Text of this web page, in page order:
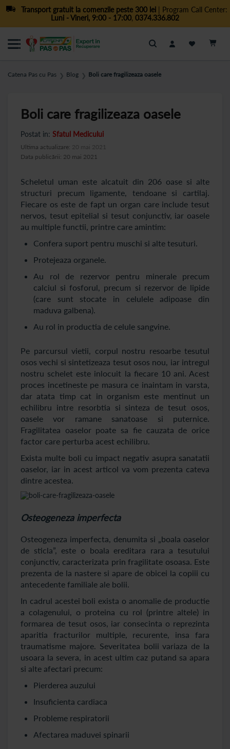
Transport gratuit la comenzile peste 300 lei| Program Call Center:
Luni - Vineri, 9:00 - 17:00, 0374.336.802
Cautare
Catena Pas cu Pas ❯ Blog ❯ Boli care fragilizeaza oasele
Boli care fragilizeaza oasele
Postat in: Sfatul Medicului
Data publicării: 20 mai 2021
Ultima actualizare: 20 mai 2021
Scheletul uman este alcatuit din 206 oase si alte
structuri precum ligamente, tendoane si cartilaj.
Fiecare os este de fapt un organ care include tesut
nervos, tesut epitelial si tesut conjunctiv, iar oasele
au multiple functii, printre care amintim:
Confera suport pentru muschi si alte tesuturi.
Protejeaza organele.
Au rol de rezervor pentru minerale precum
calciul si fosforul, precum si rezervor de lipide
(care sunt stocate in celulele adipoase din
maduva galbena).
Au rol in productia de celule sangvine.
Pe parcursul vietii, corpul nostru resoarbe tesutul
osos vechi si sintetizeaza tesut osos nou, iar intregul
nostru schelet este inlocuit la fiecare 10 ani. Acest
proces incetineste pe masura ce inaintam in varsta,
dar atata timp cat in organism este mentinut un
echilibru intre resorbtia si sinteza de tesut osos,
oasele vor ramane sanatoase si puternice.
Fragilitatea oaselor poate sa fie cauzata de orice
factor care perturba acest echilibru.
Exista multe boli cu impact negativ asupra sanatatii
oaselor, iar in acest articol va vom prezenta cateva
dintre acestea.
Osteogeneza imperfecta
Osteogeneza imperfecta, denumita si „boala oaselor
de sticla”, este o boala ereditara rara a tesutului
conjunctiv, caracterizata prin fragilitate osoasa. Este
prezenta de la nastere si apare de obicei la copiii cu
antecedente familiale ale bolii.
In cadrul acestei boli exista o anomalie de productie
a colagenului, o proteina cu rol (printre altele) in
formarea de tesut osos, iar consecinta o reprezinta
aparitia fracturilor multiple, recurente, insa fara
traumatisme majore. Severitatea bolii variaza de la
usoara la severa, in acest ultim caz putand sa apara
si alte afectari precum:
Pierderea auzului
Insuficienta cardiaca
Probleme respiratorii
Afectarea maduvei spinarii